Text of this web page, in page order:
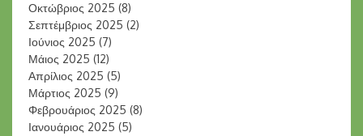
Οκτώβριος 2025 (8)
Σεπτέμβριος 2025 (2)
Ιούνιος 2025 (7)
Μάιος 2025 (12)
Απρίλιος 2025 (5)
Μάρτιος 2025 (9)
Φεβρουάριος 2025 (8)
Ιανουάριος 2025 (5)